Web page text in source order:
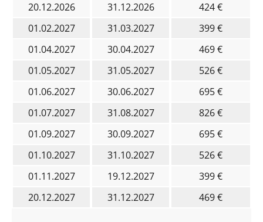
20.12.2026
31.12.2026
424 €
01.02.2027
31.03.2027
399 €
01.04.2027
30.04.2027
469 €
01.05.2027
31.05.2027
526 €
01.06.2027
30.06.2027
695 €
01.07.2027
31.08.2027
826 €
01.09.2027
30.09.2027
695 €
01.10.2027
31.10.2027
526 €
01.11.2027
19.12.2027
399 €
20.12.2027
31.12.2027 469 €